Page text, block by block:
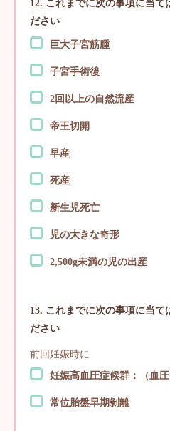
12. これまでに次の事項に当て
ださい
巨大子宮筋腫
子宮手術後
2回以上の自然流産
帝王切開
早産
死産
新生児死亡
児の大きな奇形
2,500g未満の児の出産
13. これまでに次の事項に当て
ださい
前回妊娠時に
妊娠高血圧症候群：（血圧
常位胎盤早期剝離